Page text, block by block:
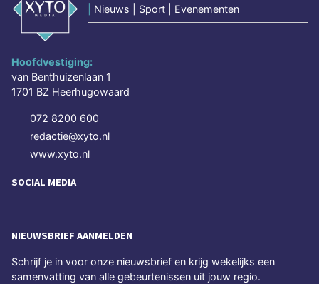
Nieuws | Sport | Evenementen
Hoofdvestiging:
van Benthuizenlaan 1
1701 BZ Heerhugowaard
072 8200 600
redactie@xyto.nl
www.xyto.nl
SOCIAL MEDIA
NIEUWSBRIEF AANMELDEN
Schrijf je in voor onze nieuwsbrief en krijg wekelijks een
samenvatting van alle gebeurtenissen uit jouw regio.